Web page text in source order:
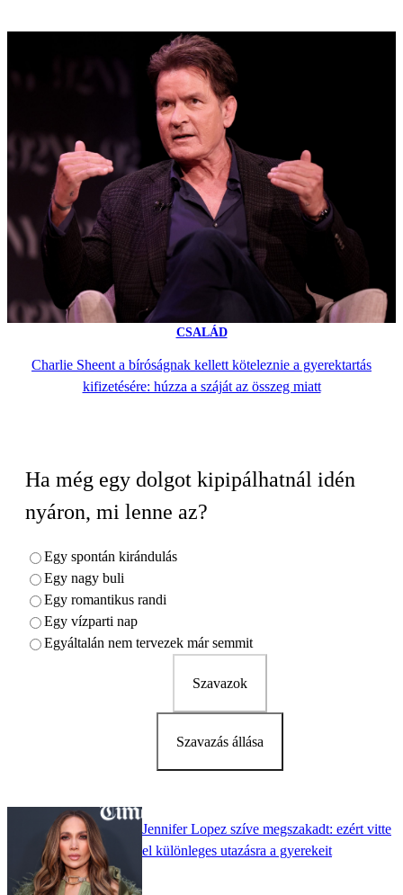
CSALÁD
Charlie Sheent a bíróságnak kellett köteleznie a gyerektartás
kifizetésére: húzza a száját az összeg miatt
Ha még egy dolgot kipipálhatnál idén
nyáron, mi lenne az?
Egy spontán kirándulás
Egy nagy buli
Egy romantikus randi
Egy vízparti nap
Egyáltalán nem tervezek már semmit
Szavazok
Szavazás állása
Jennifer Lopez szíve megszakadt: ezért vitte
el különleges utazásra a gyerekeit